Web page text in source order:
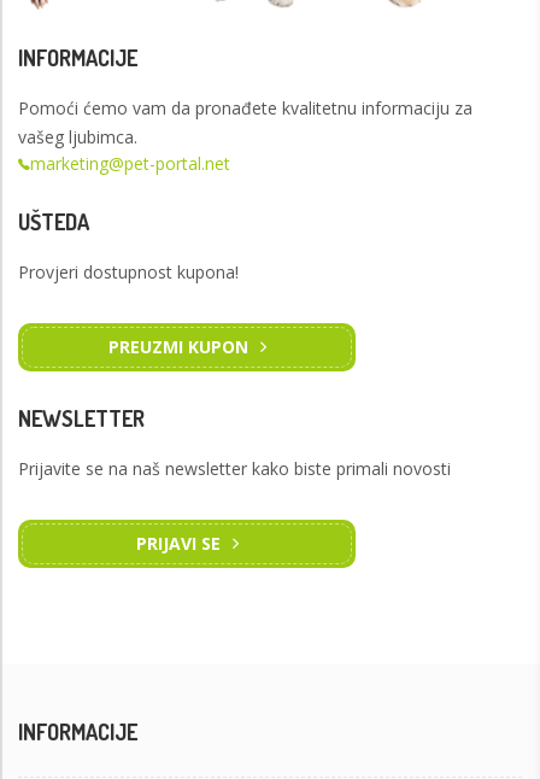
INFORMACIJE
Pomoći ćemo vam da pronađete kvalitetnu informaciju za
vašeg ljubimca.
marketing@pet-portal.net
UŠTEDA
Provjeri dostupnost kupona!
PREUZMI KUPON
NEWSLETTER
Prijavite se na naš newsletter kako biste primali novosti
PRIJAVI SE
INFORMACIJE